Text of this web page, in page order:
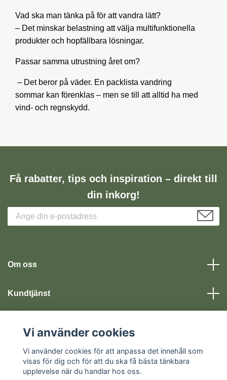
Vad ska man tänka på för att vandra lätt?
– Det minskar belastning att välja multifunktionella
produkter och hopfällbara lösningar.
Passar samma utrustning året om?
– Det beror på väder. En packlista vandring
sommar kan förenklas – men se till att alltid ha med
vind- och regnskydd.
Få rabatter, tips och inspiration – direkt till
din inkorg!
Om oss
Kundtjänst
Sociala medier
Vi använder cookies
Vi använder cookies för att anpassa det innehåll som
visas för dig och för att du ska få bästa tänkbara
upplevelse när du handlar hos oss.